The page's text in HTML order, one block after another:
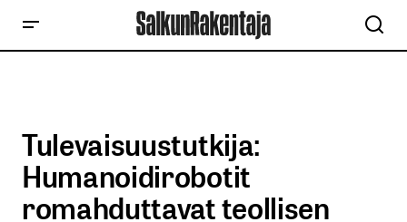
Tulevaisuustutkija:
Humanoidirobotit
romahduttavat teollisen